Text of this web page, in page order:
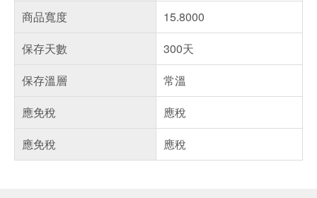
商品寬度
15.8000
保存天數
300天
保存溫層
常溫
應免稅
應稅
應免稅
應稅